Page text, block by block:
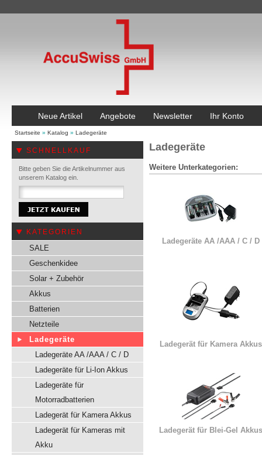
Neue Artikel Angebote Newsletter Ihr Konto
Startseite » Katalog » Ladegeräte
SCHNELLKAUF
Bitte geben Sie die Artikelnummer aus
unserem Katalog ein.
KATEGORIEN
SALE
Geschenkidee
Solar + Zubehör
Akkus
Batterien
Netzteile
Ladegeräte
Ladegeräte AA /AAA / C / D
Ladegeräte für Li-Ion Akkus
Ladegeräte für
Motorradbatterien
Ladegerät für Kamera Akkus
Ladegerät für Kameras mit
Akku
Ladegeräte
Weitere Unterkategorien:
Ladegeräte AA /AAA / C / D
Ladegerät für Kamera Akkus
Ladegerät für Blei-Gel Akkus